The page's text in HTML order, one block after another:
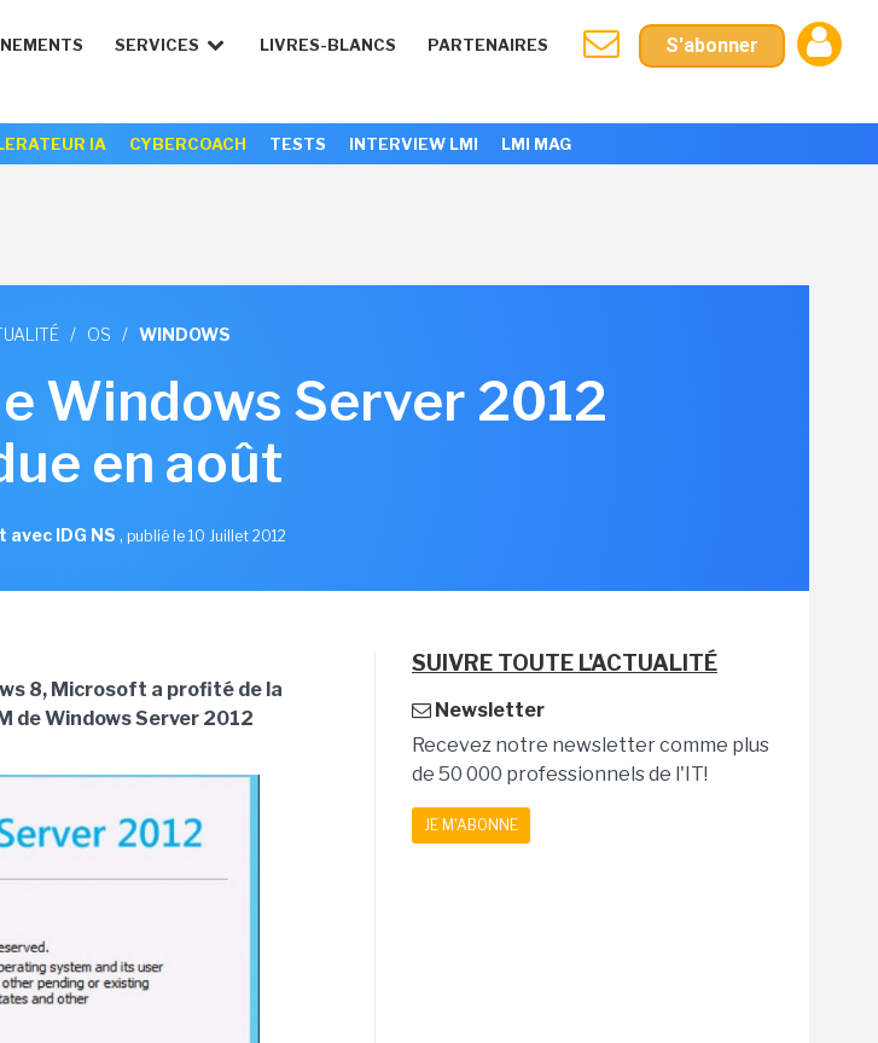
SERVICES LIVRES-BLANCS PARTENAIRES S'abonner
IA CYBERCOACH TESTS INTERVIEW LMI LMI MAG
/ OS / WINDOWS
Windows Server 2012
en août
avec IDG NS , publié le 10 Juillet 2012
8, Microsoft a profité de la
de Windows Server 2012
SUIVRE TOUTE L'ACTUALITÉ
Newsletter
Recevez notre newsletter comme plus
de 50 000 professionnels de l'IT!
JE M'ABONNE